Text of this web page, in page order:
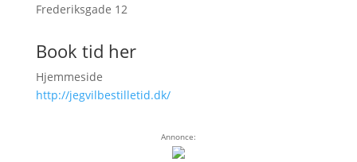
Frederiksgade 12
Book tid her
Hjemmeside
http://jegvilbestilletid.dk/
Annonce: